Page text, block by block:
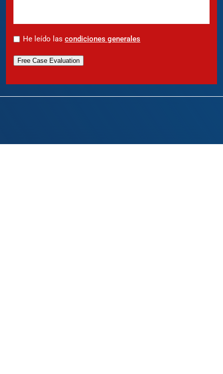
* He leído las condiciones generales
Free Case Evaluation